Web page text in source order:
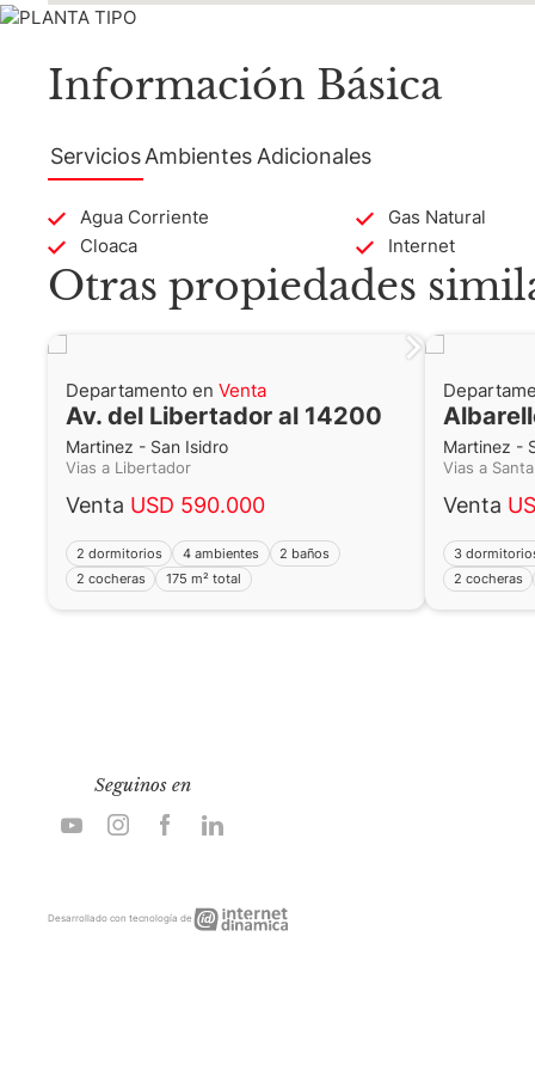
Información Básica
Servicios Ambientes Adicionales
Agua Corriente
Cloaca
Gas Natural
Internet
Otras propiedades
Departamento en Venta
Av. del Libertador al 14200
Martinez - San Isidro
Vias a Libertador
Venta USD 590.000
2 dormitorios 4 ambientes
2 baños
2 cocheras
175 m² total
Martinez -
Vias a
Venta
3
2 cocheras
Seguinos en
Desarrollado con tecnología deInternet
Dinámica